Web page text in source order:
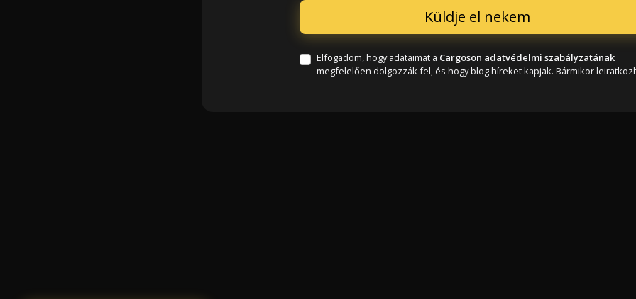
Elfogadom, hogy adataimat a Cargoson adatvédelmi szabályzatának
megfelelően dolgozzák fel, és hogy blog híreket kapjak. Bármikor